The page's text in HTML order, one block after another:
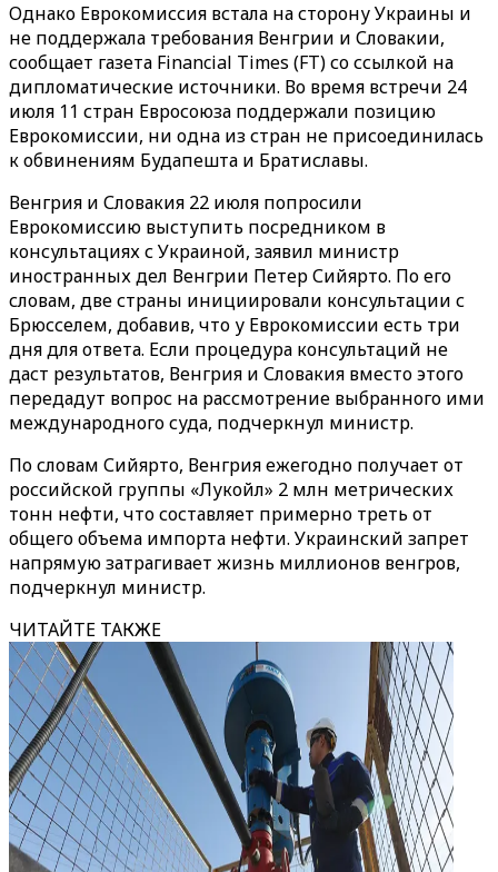
Однако Еврокомиссия встала на сторону Украины и
не поддержала требования Венгрии и Словакии,
сообщает газета Financial Times (FT) со ссылкой на
дипломатические источники. Во время встречи 24
июля 11 стран Евросоюза поддержали позицию
Еврокомиссии, ни одна из стран не присоединилась
к обвинениям Будапешта и Братиславы.
Венгрия и Словакия 22 июля попросили
Еврокомиссию выступить посредником в
консультациях с Украиной, заявил министр
иностранных дел Венгрии Петер Сийярто. По его
словам, две страны инициировали консультации с
Брюсселем, добавив, что у Еврокомиссии есть три
дня для ответа. Если процедура консультаций не
даст результатов, Венгрия и Словакия вместо этого
передадут вопрос на рассмотрение выбранного ими
международного суда, подчеркнул министр.
По словам Сийярто, Венгрия ежегодно получает от
российской группы «‎Лукойл»‎ 2 млн метрических
тонн нефти, что составляет примерно треть от
общего объема импорта нефти. Украинский запрет
напрямую затрагивает жизнь миллионов венгров,
подчеркнул министр.
ЧИТАЙТЕ ТАКЖЕ